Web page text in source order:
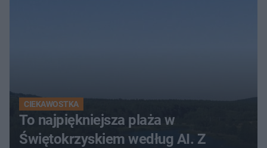
CIEKAWOSTKA
To najpiękniejsza plaża w
Świętokrzyskiem według AI. Z